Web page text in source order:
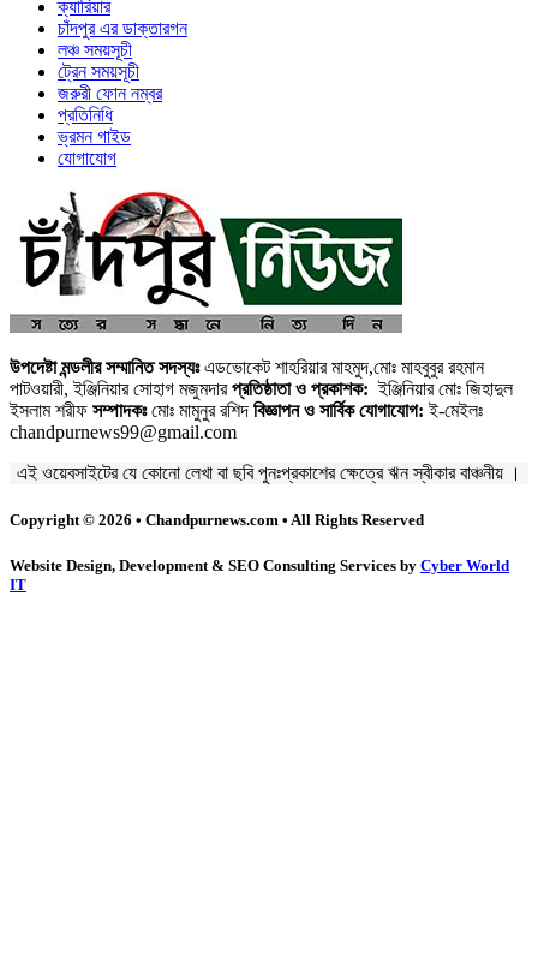
ক্যারিয়ার
চাঁদপুর এর ডাক্তারগন
লঞ্চ সময়সূচী
ট্রেন সময়সূচী
জরুরী ফোন নম্বর
প্রতিনিধি
ভ্রমন গাইড
যোগাযোগ
উপদেষ্টা মন্ডলীর সম্মানিত সদস্যঃএডভোকেট শাহরিয়ার মাহমুদ,মোঃ মাহবুবুর রহমান
পাটওয়ারী, ইঞ্জিনিয়ার সোহাগ মজুমদারপ্রতিষ্ঠাতা ও প্রকাশক: ইঞ্জিনিয়ার মোঃ জিহাদুল
ইসলাম শরীফ সম্পাদকঃমোঃ মামুনুর রশিদ বিজ্ঞাপন ও সার্বিক যোগাযোগ: ই-মেইলঃ
chandpurnews99@gmail.com
এই ওয়েবসাইটের যে কোনো লেখা বা ছবি পুনঃপ্রকাশের ক্ষেত্রে ঋন স্বীকার বাঞ্চনীয় ।
Copyright © 2026 • Chandpurnews.com • All Rights Reserved
Website Design, Development & SEO Consulting Services by Cyber World
IT